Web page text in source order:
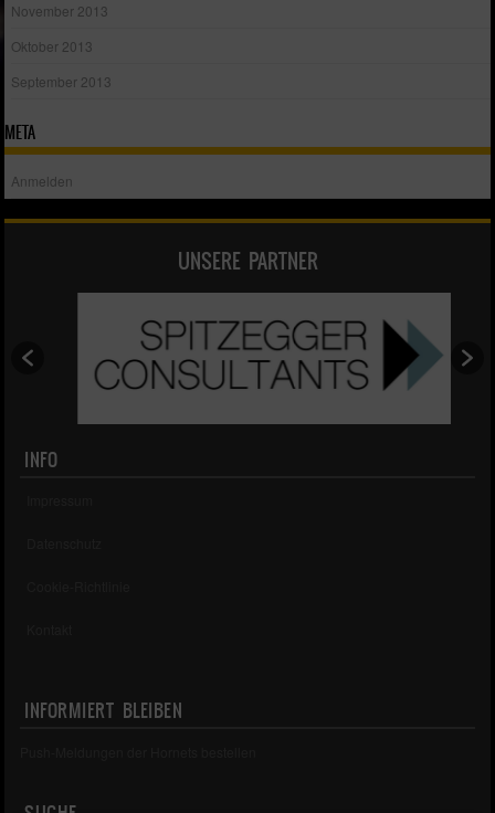
November 2013
Oktober 2013
September 2013
META
Anmelden
UNSERE PARTNER
INFO
INFORMIERT BLEIBEN